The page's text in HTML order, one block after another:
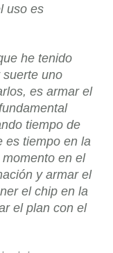
uso es
he tenido
suerte uno
es armar el
tiempo de
es tiempo en la
en el
y armar el
el chip en la
el plan con el